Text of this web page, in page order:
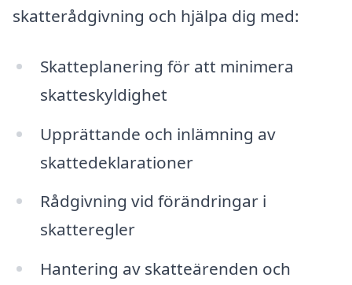
skatterådgivning och hjälpa dig med:
Skatteplanering för att minimera
skatteskyldighet
Upprättande och inlämning av
skattedeklarationer
Rådgivning vid förändringar i
skatteregler
Hantering av skatteärenden och